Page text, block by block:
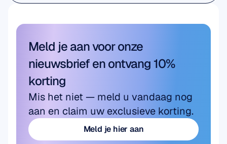
Academisch onderzoek
Meld je aan voor onze
nieuwsbrief en ontvang 10%
korting
Mis het niet — meld u vandaag nog
aan en claim uw exclusieve korting.
Meld je hier aan